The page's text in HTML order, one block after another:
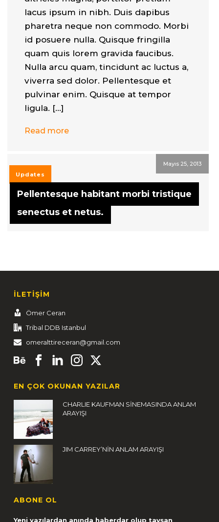
lacus ipsum in nibh. Duis dapibus
pharetra neque non commodo. Morbi
id posuere nulla. Quisque fringilla
quam quis lorem gravida faucibus.
Nulla arcu quam, tincidunt ac luctus a,
viverra sed dolor. Pellentesque et
pulvinar enim. Quisque at tempor
ligula. […]
Read more
Mayıs 25, 2013
Updates
Pellentesque habitant morbi tristique
senectus et netus.
İLETİŞİM
Ömer Ceran
Tribal DDB Istanbul
omeralttireceran@gmail.com
EN ÇOK OKUNAN YAZILAR
CHARLIE KAUFMAN SİNEMASINDA ANLAM
ARAYIŞI
JIM CARREY’NİN ANLAM ARAYIŞI
ABONE OL
Yeni yazılardan anında haberdar olup tavşan